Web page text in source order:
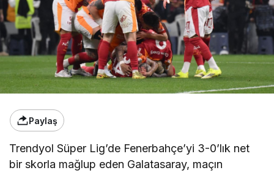
Paylaş
Trendyol Süper Lig’de Fenerbahçe’yi 3-0’lık net
bir skorla mağlup eden Galatasaray, maçın